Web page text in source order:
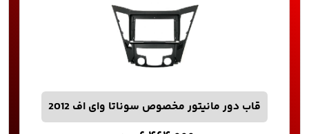
قاب دور مانیتور مخصوص سوناتا وای اف 2012